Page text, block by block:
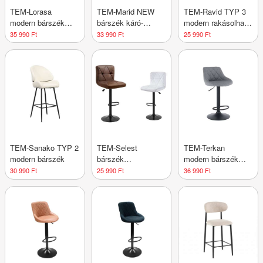
TEM-Lorasa
modern bárszék
szövet kárpittal
35 990 Ft
TEM-Marid NEW
bárszék káró-
mintás
díszvarrásokkal
33 990 Ft
TEM-Ravid TYP 3
modern rakásolható
bárszék
25 990 Ft
TEM-Sanako TYP 2
modern bárszék
30 990 Ft
TEM-Selest
bárszék
díszvarrásokkal
25 990 Ft
TEM-Terkan
modern bárszék
szövet
kárpitozással
36 990 Ft